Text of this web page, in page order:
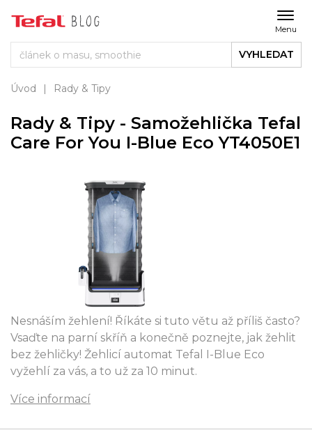
Menu
VYHLEDAT
Úvod Rady & Tipy
Rady & Tipy - Samožehlička Tefal
Care For You I-Blue Eco YT4050E1
Nesnáším žehlení! Říkáte si tuto větu až příliš často?
Vsaďte na parní skříň a konečně poznejte, jak žehlit
bez žehličky! Žehlicí automat Tefal I-Blue Eco
vyžehlí za vás, a to už za 10 minut.
Více informací